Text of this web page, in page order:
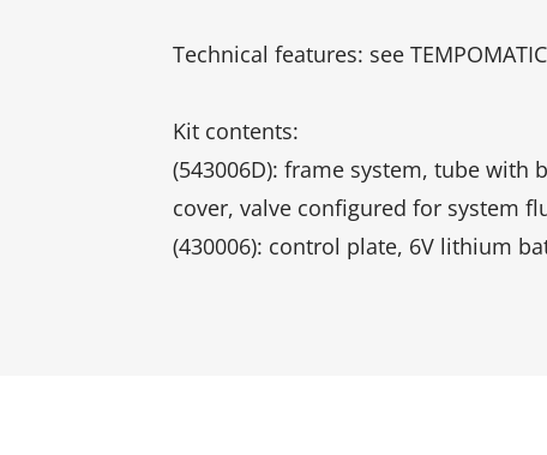
Technical features: see
Kit contents:
(543006D): frame system, tube
cover, valve configured for system
(430006): control plate, 6V lithium